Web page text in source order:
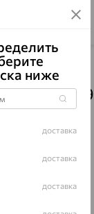
декоративные
бр5759
ниже
доставка
доставка
доставка